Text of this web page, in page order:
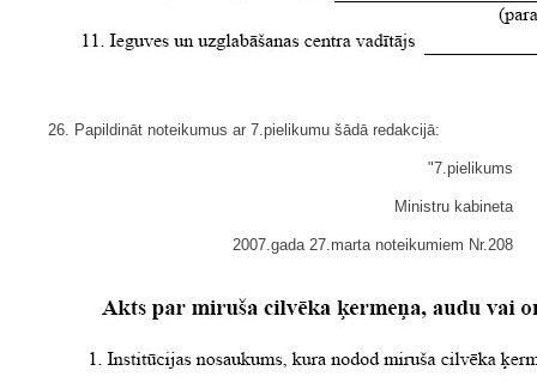
26. Papildināt noteikumus ar 7.pielikumu šādā redakcijā:
"7.pielikums
Ministru kabineta
2007.gada 27.marta noteikumiem Nr.208